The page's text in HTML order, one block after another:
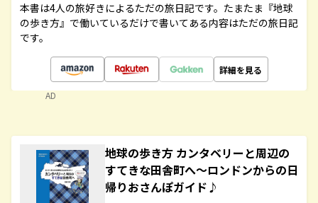
本書は4人の旅好きによるただの旅日記です。たまたま『地球
の歩き方』で働いているだけで書いてある内容はただの旅日記
です。
詳細を見る
AD
地球の歩き方 カンタベリーと周辺の
すてきな田舎町へ～ロンドンからの日
帰りおさんぽガイド♪